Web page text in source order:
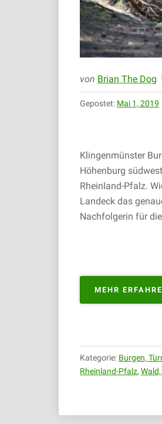
von Brian The Dog
Gepostet: Mai 1, 2019
Klingenmünster
Höhenburg
Rheinland-Pfalz.
Landeck das
Nachfolgerin für
MEHR
Kategorie: Burgen,
Rheinland-Pfalz,